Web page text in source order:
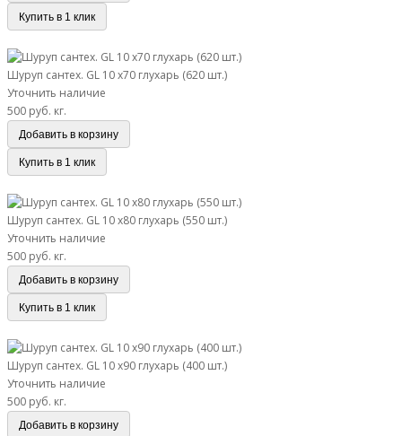
Купить в 1 клик
Шуруп сантех. GL 10 х70 глухарь (620 шт.)
Уточнить наличие
500 руб. кг.
Добавить в корзину
Купить в 1 клик
Шуруп сантех. GL 10 х80 глухарь (550 шт.)
Уточнить наличие
500 руб. кг.
Добавить в корзину
Купить в 1 клик
Шуруп сантех. GL 10 х90 глухарь (400 шт.)
Уточнить наличие
500 руб. кг.
Добавить в корзину